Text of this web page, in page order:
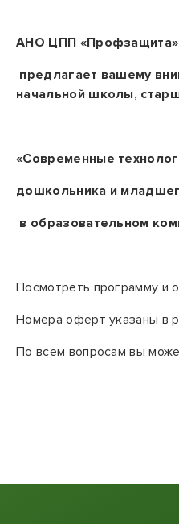
АНО ЦПП «Профзащита»
предлагает вашему
начальной школы,
«Современные
дошкольника и
в образовательном
Посмотреть программу и
Номера оферт указаны в
По всем вопросам вы